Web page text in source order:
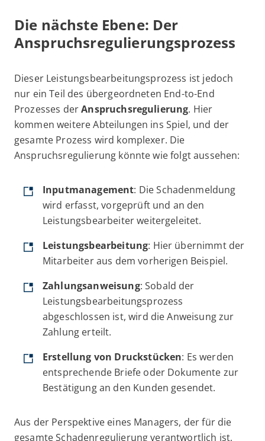
Die nächste Ebene: Der
Anspruchsregulierungsprozess
Dieser Leistungsbearbeitungsprozess ist jedoch
nur ein Teil des übergeordneten End-to-End
Prozesses derAnspruchsregulierung. Hier
kommen weitere Abteilungen ins Spiel, und der
gesamte Prozess wird komplexer. Die
Anspruchsregulierung könnte wie folgt aussehen:
Inputmanagement: Die Schadenmeldung
wird erfasst, vorgeprüft und an den
Leistungsbearbeiter weitergeleitet.
Leistungsbearbeitung: Hier übernimmt der
Mitarbeiter aus dem vorherigen Beispiel.
Zahlungsanweisung: Sobald der
Leistungsbearbeitungsprozess
abgeschlossen ist, wird die Anweisung zur
Zahlung erteilt.
Erstellung von Druckstücken: Es werden
entsprechende Briefe oder Dokumente zur
Bestätigung an den Kunden gesendet.
Aus der Perspektive eines Managers, der für die
gesamte Schadenregulierung verantwortlich ist,